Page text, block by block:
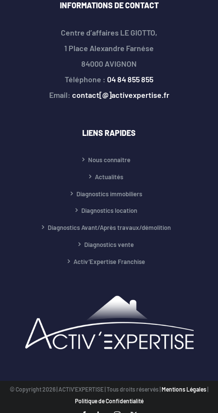
INFORMATIONS DE CONTACT
Centre d’affaires LE GIOTTO,
1 Place Alexandre Farnése
84000 AVIGNON
Téléphone : 04 84 855 855
Email: contact[@]activexpertise.fr
LIENS RAPIDES
Nous connaître
Actualités
Diagnostics immobiliers
Diagnostics location
Diagnostics Avant/Après travaux/démolition
Diagnostics vente
Activ’Expertise Franchise
© Copyright2026 | ACTIV'EXPERTISE | Tous droits réservés |Mentions Légales|
Politique de Confidentialité